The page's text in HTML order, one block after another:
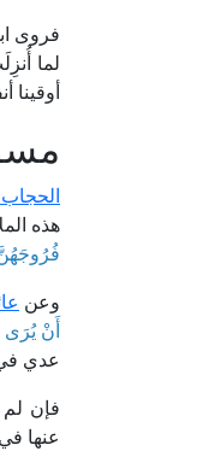
فروى
لما
أوقينا
هذه
وعن
أَنْ يُرَى
عدي
فإن
عنها